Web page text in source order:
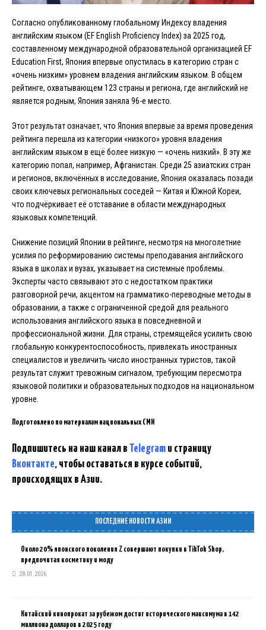
Согласно опубликованному глобальному Индексу владения
английским языком (EF English Proficiency Index) за 2025 год,
составленному международной образовательной организацией EF
Education First, Япония впервые опустилась в категорию стран с
«очень низким» уровнем владения английским языком. В общем
рейтинге, охватывающем 123 страны и региона, где английский не
является родным, Япония заняла 96-е место.
Этот результат означает, что Япония впервые за время проведения
рейтинга перешла из категории «низкого» уровня владения
английским языком в ещё более низкую — «очень низкий». В эту же
категорию попал, например, Афганистан. Среди 25 азиатских стран
и регионов, включённых в исследование, Япония оказалась позади
своих ключевых региональных соседей — Китая и Южной Кореи,
что подчёркивает её отставание в области международных
языковых компетенций.
Снижение позиций Японии в рейтинге, несмотря на многолетние
усилия по реформированию системы преподавания английского
языка в школах и вузах, указывает на системные проблемы.
Эксперты часто связывают это с недостатком практики
разговорной речи, акцентом на грамматико-переводные методы в
образовании, а также с ограниченной средой для реального
использования английского языка в повседневной и
профессиональной жизни. Для страны, стремящейся усилить свою
глобальную конкурентоспособность, привлекать иностранных
специалистов и увеличить число иностранных туристов, такой
результат служит тревожным сигналом, требующим пересмотра
языковой политики и образовательных подходов на национальном
уровне.
Подготовлено по материалам национальных СМИ
Подпишитесь на наш канал в Telegram и страницу
Вконтакте, чтобы оставаться в курсе событий,
происходящих в Азии.
ПОСЛЕДНИЕ НОВОСТИ АЗИИ
Около 20% японского поколения Z совершают покупки в TikTok Shop,
предпочитая косметику и моду
28.01.2026
Китайский кинопрокат за рубежом достиг исторического максимума в 142
миллиона долларов в 2025 году